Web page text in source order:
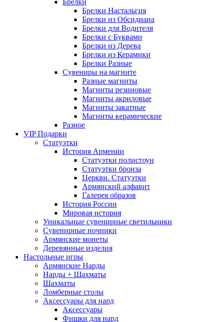
Брелки
Брелки Настальгия
Брелки из Обсидиана
Брелки для Водителя
Брелки с Буквами
Брелки из Дерева
Брелки из Керамики
Брелки Разные
Сувениры на магните
Разные магниты
Магниты резиновые
Магниты акриловые
Магниты закатные
Магниты керамические
Разное
VIP Подарки
Статуэтки
История Армении
Статуэтки полистоун
Статуэтки бронза
Церкви. Статуэтки
Армянский алфавит
Галерея образов
История России
Мировая история
Уникальные сувенирные светильники
Сувенирные ночники
Армянские монеты
Деревянные изделия
Настольные игры
Армянские Нарды
Нарды + Шахматы
Шахматы
Ломберные столы
Аксессуары для нард
Аксессуары
Фишки для нард